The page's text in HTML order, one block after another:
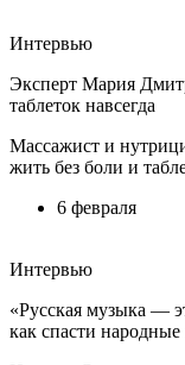
Интервью
Эксперт Мария
таблеток навсегда
Массажист и
жить без боли и
6 февраля
Интервью
«Русская музыка —
как спасти